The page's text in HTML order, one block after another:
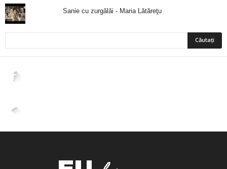
Sanie cu zurgălăi - Maria Lătăreţu
2,265
4,400